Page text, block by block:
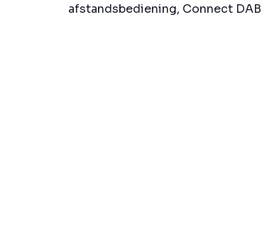
afstandsbediening, Connect